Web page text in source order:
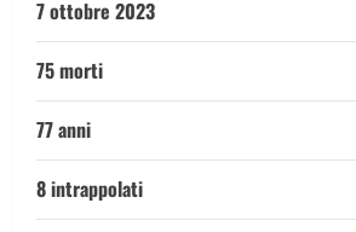
7 ottobre 2023
75 morti
77 anni
8 intrappolati